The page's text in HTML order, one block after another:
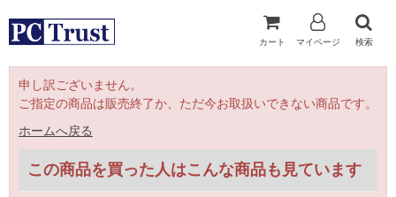
カート マイページ 検索
申し訳ございません。
ご指定の商品は販売終了か、ただ今お取扱いできない商品です。
ホームへ戻る
この商品を買った人はこんな商品も見ています